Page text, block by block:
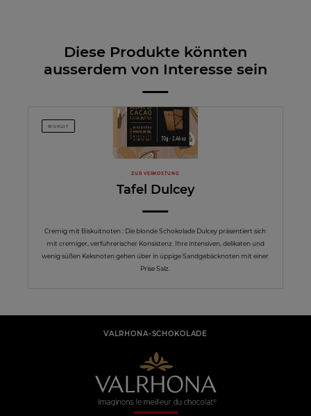
Diese Produkte könnten
ausserdem von Interesse sein
BISKUIT
ZUR VERKOSTUNG
Tafel Dulcey
Cremig mit Biskuitnoten : Die blonde Schokolade Dulcey präsentiert sich
mit cremiger, verführerischer Konsistenz. Ihre intensiven, delikaten und
wenig süßen Keksnoten gehen über in üppige Sandgebäcknoten mit einer
Prise Salz.
VALRHONA-SCHOKOLADE